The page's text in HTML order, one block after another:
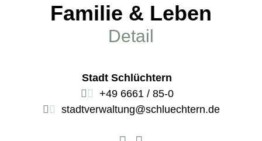
Familie & Leben
Detail
Stadt Schlüchtern
+49 6661 / 85-0
stadtverwaltung@schluechtern.de